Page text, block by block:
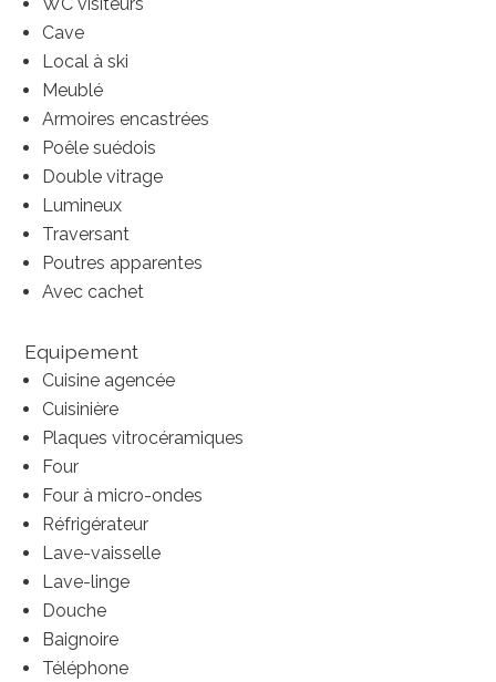
Cave
Local à ski
Meublé
Armoires encastrées
Poêle suédois
Double vitrage
Lumineux
Traversant
Poutres apparentes
Avec cachet
Equipement
Cuisine agencée
Cuisinière
Plaques vitrocéramiques
Four
Four à micro-ondes
Réfrigérateur
Lave-vaisselle
Lave-linge
Douche
Baignoire
Téléphone